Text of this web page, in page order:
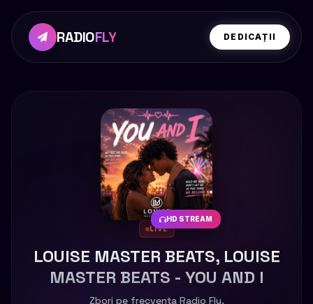
RADIOFLY DEDICAȚII
HD STREAM
LIVE
LOUISE MASTER BEATS, LOUISE
MASTER BEATS - YOU AND I
Zbori pe frecvența Radio Fly.